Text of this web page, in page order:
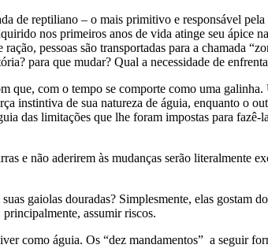
de reptiliano – o mais primitivo e responsável
nos primeiros anos de vida atinge seu ápice
pessoas são transportadas para a chamada
para que mudar? Qual a necessidade de
que, com o tempo se comporte como uma galinha.
instintiva de sua natureza de águia, enquanto o
das limitações que lhe foram impostas para fazê-
e não aderirem às mudanças serão literalmente
gaiolas douradas? Simplesmente, elas gostam
principalmente, assumir riscos.
como águia. Os “dez mandamentos” a seguir